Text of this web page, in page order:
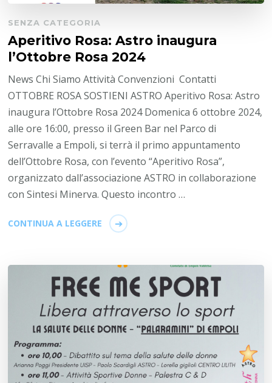
SENZA CATEGORIA
Aperitivo Rosa: Astro inaugura
l’Ottobre Rosa 2024
News Chi Siamo Attività Convenzioni Contatti
OTTOBRE ROSA SOSTIENI ASTRO Aperitivo Rosa: Astro
inaugura l’Ottobre Rosa 2024 Domenica 6 ottobre 2024,
alle ore 16:00, presso il Green Bar nel Parco di
Serravalle a Empoli, si terrà il primo appuntamento
dell’Ottobre Rosa, con l’evento “Aperitivo Rosa”,
organizzato dall’associazione ASTRO in collaborazione
con Sintesi Minerva. Questo incontro …
CONTINUA A LEGGERE